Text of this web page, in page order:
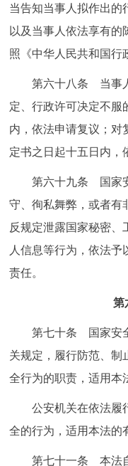
当告知当事人拟作出的
以及当事人依法享有的
照《中华人民共和国行
第六十八条 当事人
定、行政许可决定不服
内，依法申请复议；对
定书之日起十五日内，
第六十九条 国家安
守、徇私舞弊，或者有
反规定泄露国家秘密、
人信息等行为，依法
责任。
第七十条 国家安全
关规定，履行防范、制
全行为的职责，适用本
公安机关在依法履行
全的行为，适用本法的
第七十一条 本法自